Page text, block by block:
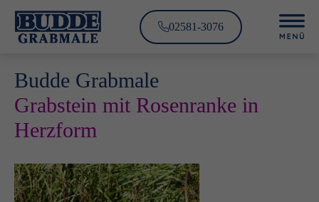
02581-3076
Budde Grabmale
Grabstein mit Rosenranke in
Herzform